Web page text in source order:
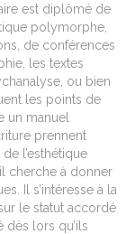
est diplômé de
polymorphe,
de conférences
les textes
ou bien
les points de
un manuel
prennent
l’esthétique
cherche à donner
Il s’intéresse à la
le statut accordé
dès lors qu’ils